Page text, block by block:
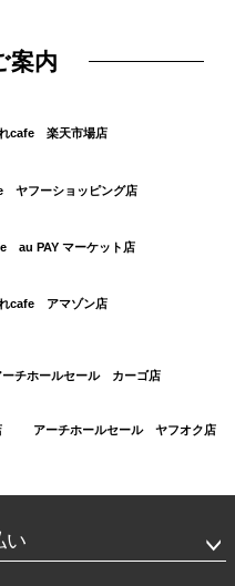
案内
cafe 楽天市場店
ヤフーショッピング店
au PAY マーケット店
cafe アマゾン店
ーチホールセール カーゴ店
アーチホールセール ヤフオク店
い